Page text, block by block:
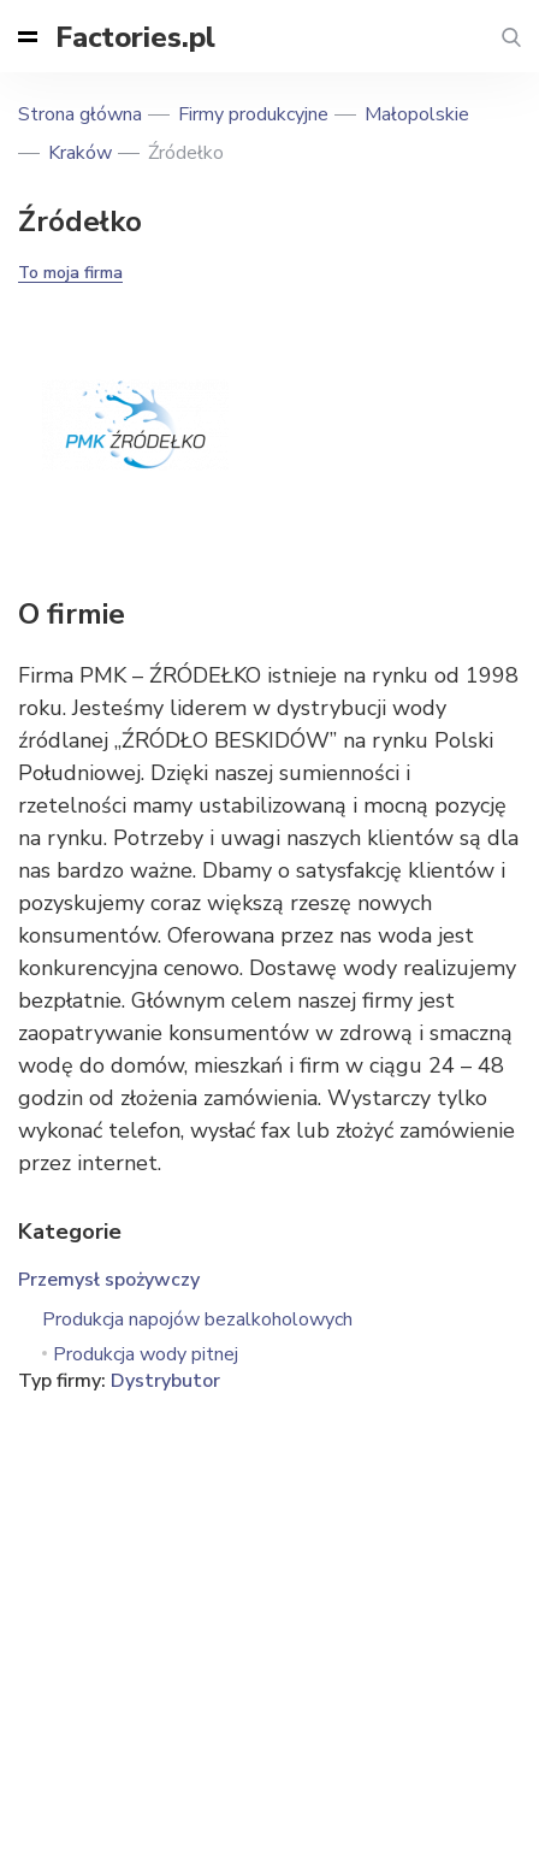
Factories.pl
Strona główna Firmy produkcyjne
Małopolskie
Kraków
Źródełko
Źródełko
To moja firma
O firmie
Firma PMK – ŹRÓDEŁKO istnieje na rynku od 1998
roku. Jesteśmy liderem w dystrybucji wody
źródlanej „ŹRÓDŁO BESKIDÓW” na rynku Polski
Południowej. Dzięki naszej sumienności i
rzetelności mamy ustabilizowaną i mocną pozycję
na rynku. Potrzeby i uwagi naszych klientów są dla
nas bardzo ważne. Dbamy o satysfakcję klientów i
pozyskujemy coraz większą rzeszę nowych
konsumentów. Oferowana przez nas woda jest
konkurencyjna cenowo. Dostawę wody realizujemy
bezpłatnie. Głównym celem naszej firmy jest
zaopatrywanie konsumentów w zdrową i smaczną
wodę do domów, mieszkań i firm w ciągu 24 – 48
godzin od złożenia zamówienia. Wystarczy tylko
wykonać telefon, wysłać fax lub złożyć zamówienie
przez internet.
Kategorie
Przemysł spożywczy
Produkcja napojów bezalkoholowych
Produkcja wody pitnej
Typ firmy: Dystrybutor